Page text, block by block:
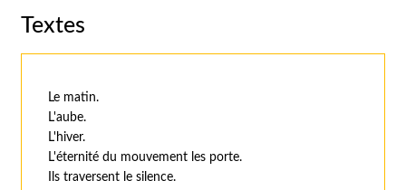
Textes
Le matin.
L'aube.
L'hiver.
L'éternité du mouvement les porte.
Ils traversent le silence.